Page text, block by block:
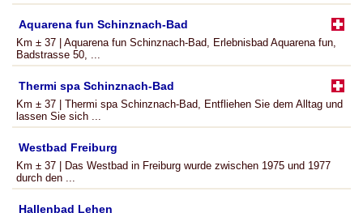
Aquarena fun Schinznach-Bad
Km ± 37 | Aquarena fun Schinznach-Bad, Erlebnisbad Aquarena fun,
Badstrasse 50, ...
Thermi spa Schinznach-Bad
Km ± 37 | Thermi spa Schinznach-Bad, Entfliehen Sie dem Alltag und
lassen Sie sich ...
Westbad Freiburg
Km ± 37 | Das Westbad in Freiburg wurde zwischen 1975 und 1977
durch den ...
Hallenbad Lehen